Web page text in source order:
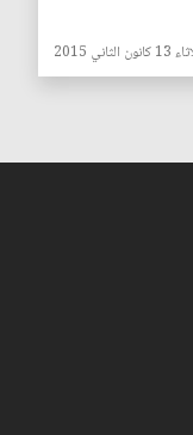
الثاني 2015